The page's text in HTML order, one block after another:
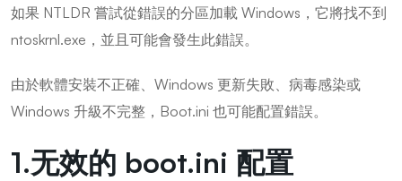
如果 NTLDR 嘗試從錯誤的分區加載 Windows，它將找不到
ntoskrnl.exe，並且可能會發生此錯誤。
由於軟體安裝不正確、Windows 更新失敗、病毒感染或
Windows 升級不完整，Boot.ini 也可能配置錯誤。
1.无效的 boot.ini 配置